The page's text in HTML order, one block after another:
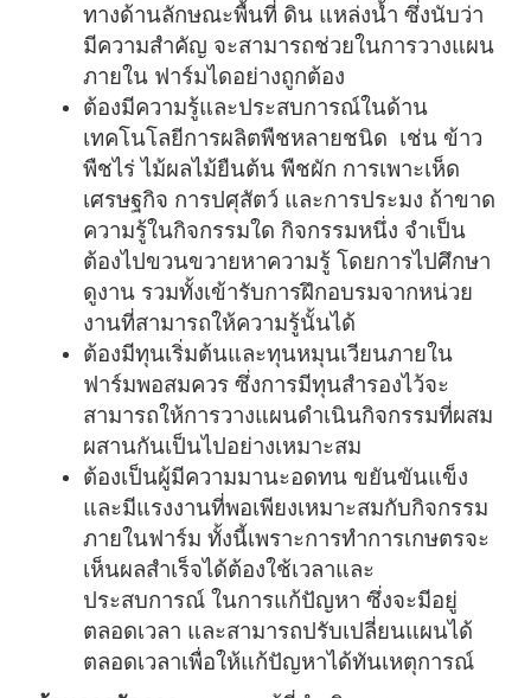
ทางด้านลักษณะพื้นที่ ดิน แหล่งน้ำ ซึ่งนับว่า
มีความสำคัญ จะสามารถช่วยในการวางแผน
ภายใน ฟาร์มไดอย่างถูกต้อง
ต้องมีความรู้และประสบการณ์ในด้าน
เทคโนโลยีการผลิตพืชหลายชนิด เช่น ข้าว
พืชไร่ ไม้ผลไม้ยืนต้น พืชผัก การเพาะเห็ด
เศรษฐกิจ การปศุสัตว์ และการประมง ถ้าขาด
ความรู้ในกิจกรรมใด กิจกรรมหนึ่ง จำเป็น
ต้องไปขวนขวายหาความรู้ โดยการไปศึกษา
ดูงาน รวมทั้งเข้ารับการฝึกอบรมจากหน่วย
งานที่สามารถให้ความรู้นั้นได้
ต้องมีทุนเริ่มต้นและทุนหมุนเวียนภายใน
ฟาร์มพอสมควร ซึ่งการมีทุนสำรองไว้จะ
สามารถให้การวางแผนดำเนินกิจกรรมที่ผสม
ผสานกันเป็นไปอย่างเหมาะสม
ต้องเป็นผู้มีความมานะอดทน ขยันขันแข็ง
และมีแรงงานที่พอเพียงเหมาะสมกับกิจกรรม
ภายในฟาร์ม ทั้งนี้เพราะการทำการเกษตรจะ
เห็นผลสำเร็จได้ต้องใช้เวลาและ
ประสบการณ์ ในการแก้ปัญหา ซึ่งจะมีอยู่
ตลอดเวลา และสามารถปรับเปลี่ยนแผนได้
ตลอดเวลาเพื่อให้แก้ปัญหาได้ทันเหตุการณ์